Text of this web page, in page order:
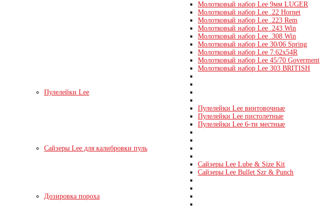
Молотковый набор Lee 9мм LUGER
Молотковый набор Lee .22 Hornet
Молотковый набор Lee .223 Rem
Молотковый набор Lee .243 Win
Молотковый набор Lee .308 Win
Молотковый набор Lee 30/06 Spring
Молотковый набор Lee 7.62x54R
Молотковый набор Lee 45/70 Goverment
Молотковый набор Lee 303 BRITISH
Пулелейки Lee
Пулелейки Lee винтовочные
Пулелейки Lee пистолетные
Пулелейки Lee 6-ти местные
Сайзеры Lee для калибровки пуль
Сайзеры Lee Lube & Size Kit
Сайзеры Lee Bullet Szr & Punch
Дозировка пороха